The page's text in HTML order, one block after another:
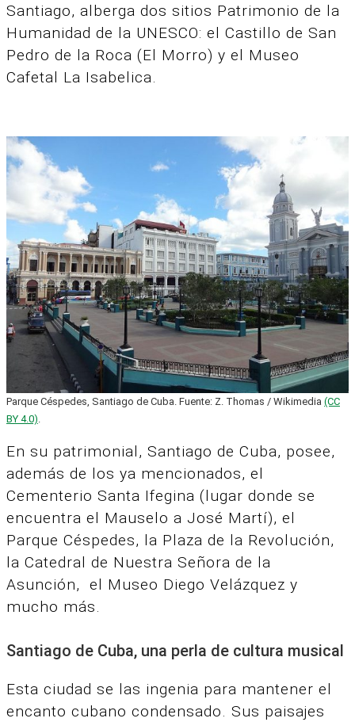
Santiago, alberga dos sitios Patrimonio de la
Humanidad de la UNESCO: el Castillo de San
Pedro de la Roca (El Morro) y el Museo
Cafetal La Isabelica.
Parque Céspedes, Santiago de Cuba. Fuente: Z. Thomas / Wikimedia (CC
BY 4.0)
En su patrimonial, Santiago de Cuba, posee,
además de los ya mencionados, el
Cementerio Santa Ifegina (lugar donde se
encuentra el Mauselo a José Martí), el
Parque Céspedes, la Plaza de la Revolución,
la Catedral de Nuestra Señora de la
Asunción, el Museo Diego Velázquez y
mucho más.
Santiago de Cuba, una perla de cultura musical
Esta ciudad se las ingenia para mantener el
encanto cubano condensado. Sus paisajes